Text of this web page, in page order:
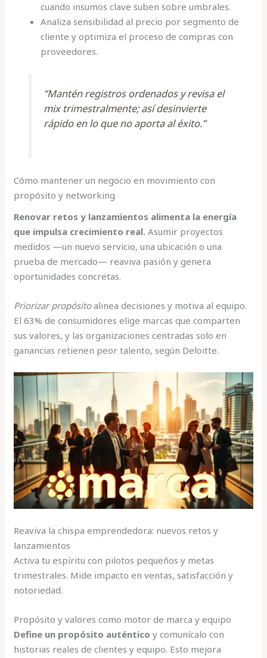
cuando insumos clave suben sobre umbrales.
Analiza sensibilidad al precio por segmento de
cliente y optimiza el proceso de compras con
proveedores.
“Mantén registros ordenados y revisa el
mix trimestralmente; así desinvierte
rápido en lo que no aporta al éxito.”
Cómo mantener un negocio en movimiento con
propósito y networking
Renovar retos y lanzamientos alimenta la energía
que impulsa crecimiento real. Asumir proyectos
medidos —un nuevo servicio, una ubicación o una
prueba de mercado— reaviva pasión y genera
oportunidades concretas.
Priorizar propósitoalinea decisiones y motiva al equipo.
El 63% de consumidores elige marcas que comparten
sus valores, y las organizaciones centradas solo en
ganancias retienen peor talento, según Deloitte.
Reaviva la chispa emprendedora: nuevos retos y
lanzamientos
Activa tu espíritu con pilotos pequeños y metas
trimestrales. Mide impacto en ventas, satisfacción y
notoriedad.
Propósito y valores como motor de marca y equipo
Define un propósito auténtico y comunícalo con
historias reales de clientes y equipo. Esto mejora